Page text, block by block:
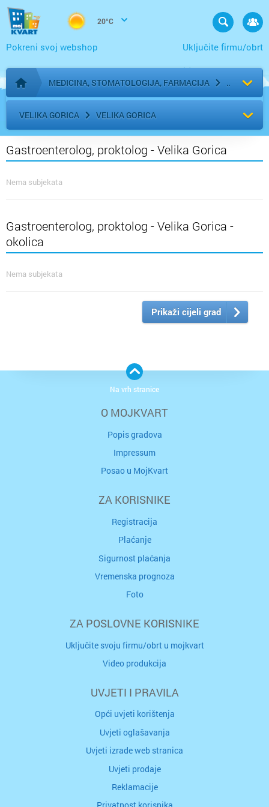
20°C
Uključite firmu/obrt
Pokreni svoj webshop
Početna stranica
MEDICINA, STOMATOLOGIJA, FARMACIJA
VELIKA GORICA VELIKA GORICA
Gastroenterolog, proktolog - Velika Gorica
Nema subjekata
Gastroenterolog, proktolog - Velika Gorica -
okolica
Nema subjekata
Prikaži cijeli grad
O MOJKVART
Popis gradova
Impressum
Posao u MojKvart
ZA KORISNIKE
Registracija
Plaćanje
Sigurnost plaćanja
Vremenska prognoza
Foto
ZA POSLOVNE KORISNIKE
Uključite svoju firmu/obrt u mojkvart
Video produkcija
UVJETI I PRAVILA
Opći uvjeti korištenja
Uvjeti oglašavanja
Uvjeti izrade web stranica
Uvjeti prodaje
Reklamacije
Na vrh stranice